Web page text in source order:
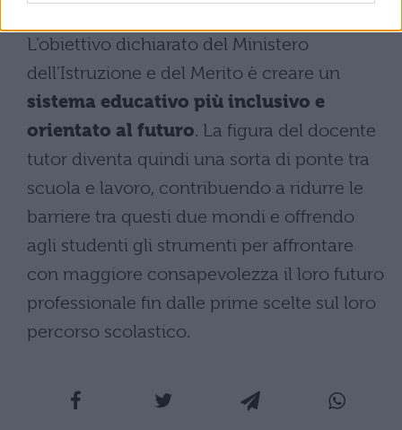
propedeutica all’assunzione del ruolo.
L’obiettivo dichiarato del Ministero
dell’Istruzione e del Merito è creare un
sistema educativo più inclusivo e
orientato al futuro. La figura del docente
tutor diventa quindi una sorta di ponte tra
scuola e lavoro, contribuendo a ridurre le
barriere tra questi due mondi e offrendo
agli studenti gli strumenti per affrontare
con maggiore consapevolezza il loro futuro
professionale fin dalle prime scelte sul loro
percorso scolastico.